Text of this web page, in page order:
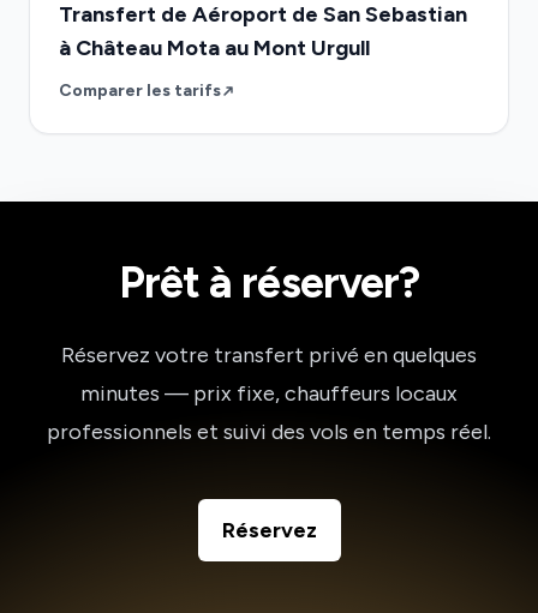
Transfert de Aéroport de San Sebastian
à Château Mota au Mont Urgull
Comparer les tarifs
Prêt à réserver?
Réservez votre transfert privé en quelques
minutes — prix fixe, chauffeurs locaux
professionnels et suivi des vols en temps réel.
Réservez